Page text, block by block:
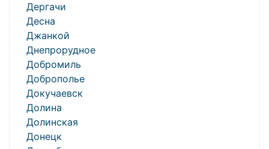
Дергачи
Десна
Джанкой
Днепрорудное
Добромиль
Доброполье
Докучаевск
Долина
Долинская
Донецк